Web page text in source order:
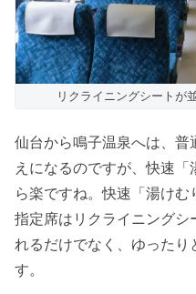
リクライニングシートが
仙台から鳴子温泉へは、
えになるのですが、快速
ら楽ですね。快速「湯けむ
指定席はリクライニング
れるだけでなく、ゆったり
す。